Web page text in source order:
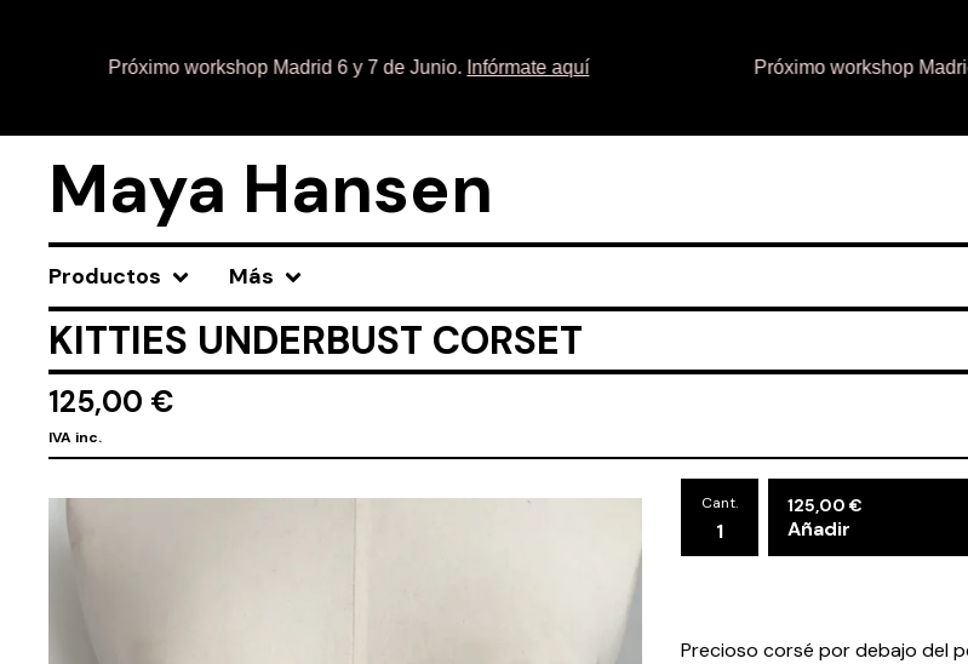
Próximo workshop Madrid 6 y 7 de Junio.Infórmate aquí Próximo workshop Madrid
Maya Hansen
Productos Más
KITTIES UNDERBUST CORSET
125,00 €
IVA inc.
Cant. 125,00 €
Añadir
Precioso corsé por debajo del